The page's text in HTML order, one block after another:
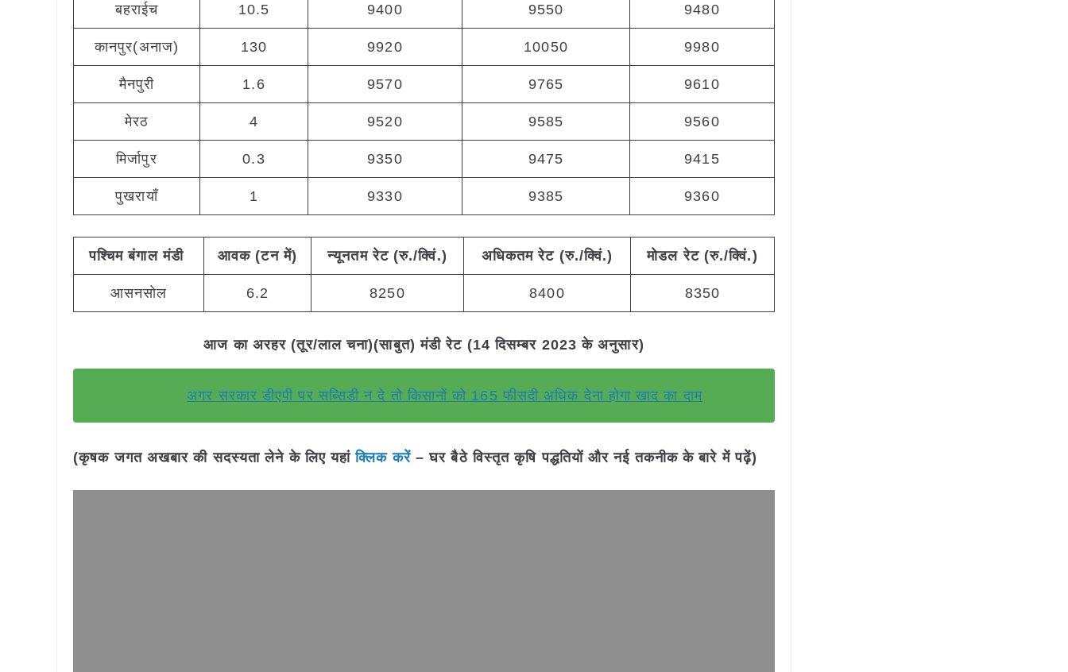
बहराईच 10.5 9400 9550 9480
कानपुर(अनाज) 130 9920 10050 9980
मैनपुरी 1.6 9570 9765 9610
मेरठ 4 9520 9585 9560
मिर्जापुर 0.3 9350 9475 9415
पुखरायाँ 1 9330 9385 9360
पश्चिम बंगाल मंडी आवक (टन में) न्यूनतम रेट (रु./क्विं.) अधिकतम रेट (रु./क्विं.) मोडल रेट(रु./क्विं.)
आसनसोल 6.2 8250 8400 8350
आज का अरहर (तूर/लाल चना)(साबुत) मंडी रेट (14 दिसम्बर 2023 के अनुसार)
अगर सरकार डीएपी पर सब्सिडी न दे तो किसानों को 165 फीसदी अधिक देना होगा खाद का दाम
(कृषक जगत अखबार की सदस्यता लेने के लिए यहांक्लिक करें– घर बैठे विस्तृत कृषि पद्धतियों और नई तकनीक के बारे में पढ़ें)